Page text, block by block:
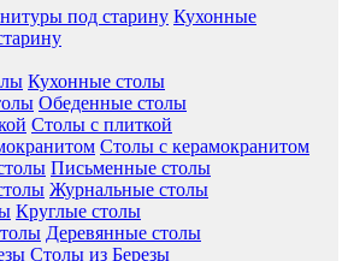
Кухонные
Кухонные столы
Обеденные столы
Столы с плиткой
Столы с керамокранитом
Письменные столы
Журнальные столы
Круглые столы
Деревянные столы
Столы из Березы